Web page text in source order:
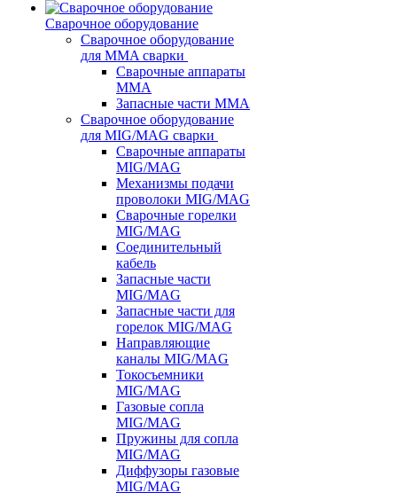
Сварочное оборудование
Сварочное оборудование
для MMA сварки
Сварочные аппараты
MMA
Запасные части MMA
Сварочное оборудование
для MIG/MAG сварки
Сварочные аппараты
MIG/MAG
Механизмы подачи
проволоки MIG/MAG
Сварочные горелки
MIG/MAG
Соединительный
кабель
Запасные части
MIG/MAG
Запасные части для
горелок MIG/MAG
Направляющие
каналы MIG/MAG
Токосъемники
MIG/MAG
Газовые сопла
MIG/MAG
Пружины для сопла
MIG/MAG
Диффузоры газовые
MIG/MAG